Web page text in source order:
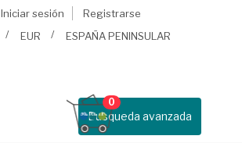
Iniciar sesión
Registrarse
EUR ESPAÑA PENINSULAR
Busqueda avanzada
0